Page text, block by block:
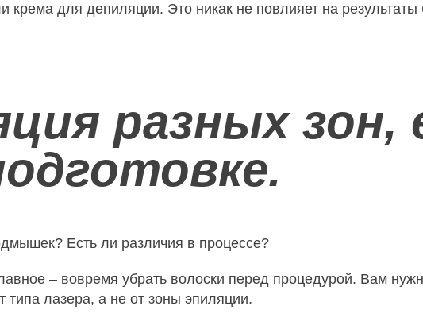
для депиляции. Это никак не повлияет на результаты
разных зон,
Есть ли различия в процессе?
– вовремя убрать волоски перед процедурой. Вам
типа лазера, а не от зоны эпиляции.